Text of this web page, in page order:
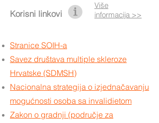
Više
informacija >>
Korisni linkovi
Stranice SOIH-a
Savez društava multiple skleroze
Hrvatske (SDMSH)
Nacionalna strategija o izjednačavanju
mogućnosti osoba sa invalidietom
Zakon o gradnji (područje za